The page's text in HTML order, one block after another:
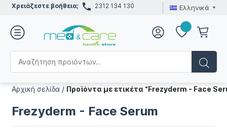
Χρειάζεστε βοήθεια; 2312 134 130 Ελληνικά
Αρχική σελίδα / Προϊόντα με ετικέτα “Frezyderm - Face
Frezyderm - Face Serum